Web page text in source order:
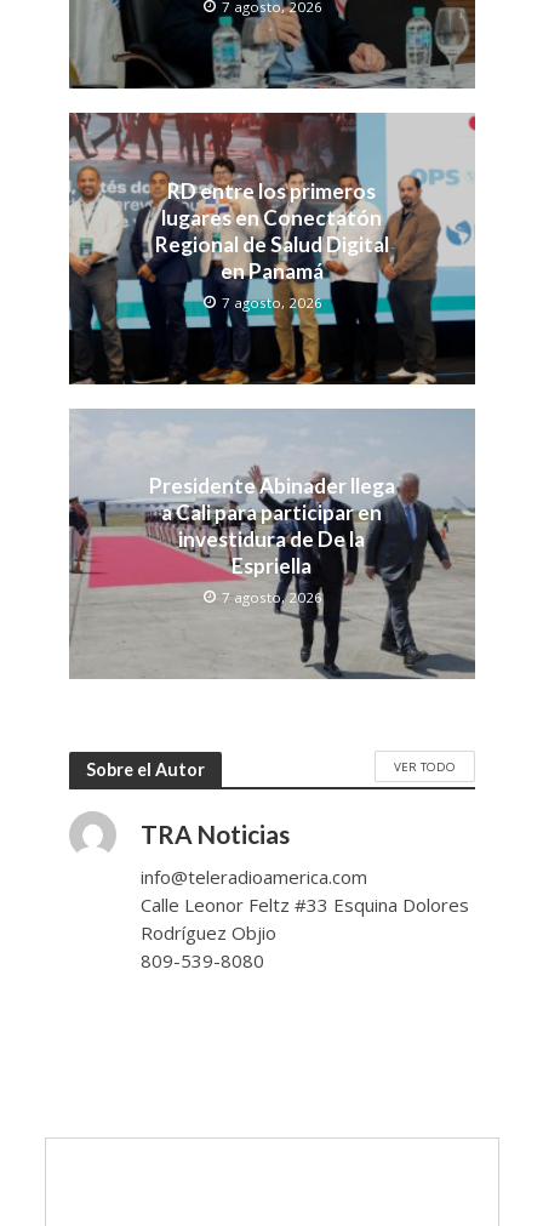
7 agosto, 2026
RD entre los primeros
lugares en Conectatón
Regional de Salud Digital
en Panamá
7 agosto, 2026
Presidente Abinader llega
a Cali para participar en
investidura de De la
Espriella
7 agosto, 2026
Sobre el Autor VER TODO
TRA Noticias
info@teleradioamerica.com
Calle Leonor Feltz #33 Esquina Dolores
Rodríguez Objio
809-539-8080